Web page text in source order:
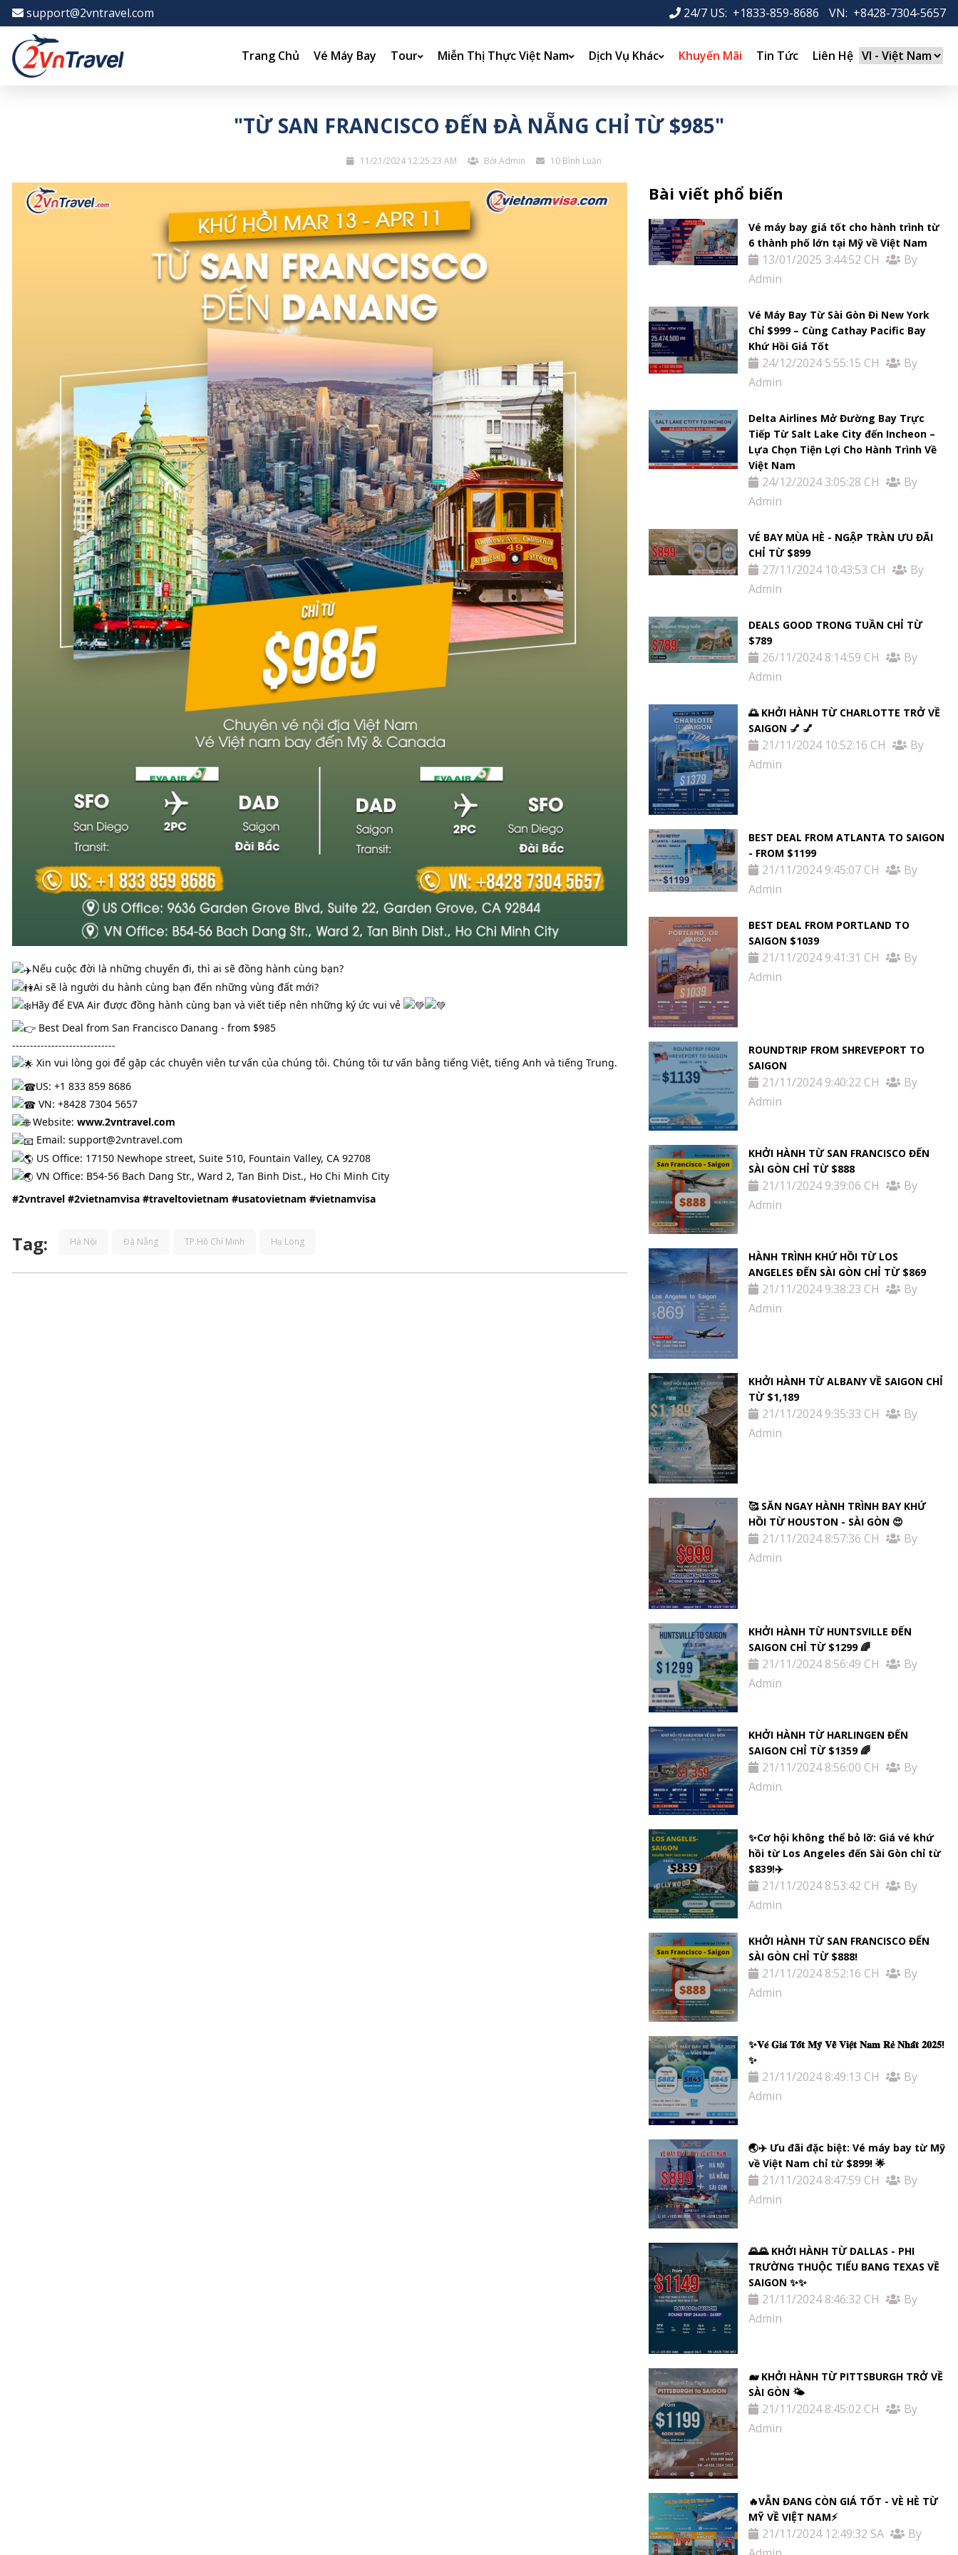
--> support@2vntravel.com 24/7 US: +1833-859-8686 - VN: +8428-7304-5657
Trang Chủ Vé Máy Bay Tour Miễn Thị Thực Việt Nam Dịch Vụ Khác Khuyến Mãi Tin Tức Liên Hệ
"TỪ SAN FRANCISCO ĐẾN ĐÀ NẴNG CHỈ TỪ $985"
11/21/2024 12:25:23 AM Bởi Admin 10 Bình Luận
Nếu cuộc đời là những chuyến đi, thì ai sẽ đồng hành cùng bạn?
Ai sẽ là người du hành cùng bạn đến những vùng đất mới?
Hãy để EVA Air được đồng hành cùng bạn và viết tiếp nên những ký ức vui vẻ
Best Deal from San Francisco Danang - from $985
-----------------------------
Xin vui lòng gọi để gặp các chuyên viên tư vấn của chúng tôi. Chúng tôi tư vấn bằng tiếng Việt, tiếng Anh và tiếng Trung.
US: +1 833 859 8686
VN: +8428 7304 5657
Website: www.2vntravel.com
Email: support@2vntravel.com
US Office: 17150 Newhope street, Suite 510, Fountain Valley, CA 92708
VN Office: B54-56 Bach Dang Str., Ward 2, Tan Binh Dist., Ho Chi Minh City
#2vntravel #2vietnamvisa #traveltovietnam #usatovietnam #vietnamvisa
Tag: Hà Nội Đà Nẵng TP.Hồ Chí Minh Hạ Long
Bài viết phổ biến
Vé máy bay giá tốt cho hành trình từ
6 thành phố lớn tại Mỹ về Việt Nam
13/01/2025 3:44:52 CH
By
Admin
Vé Máy Bay Từ Sài Gòn Đi New York
Chỉ $999 – Cùng Cathay Pacific Bay
Khứ Hồi Giá Tốt
24/12/2024 5:55:15 CH
By
Admin
Delta Airlines Mở Đường Bay Trực
Tiếp Từ Salt Lake City đến Incheon –
Lựa Chọn Tiện Lợi Cho Hành Trình Về
Việt Nam
24/12/2024 3:05:28 CH
By
Admin
VÉ BAY MÙA HÈ - NGẬP TRÀN ƯU ĐÃI
CHỈ TỪ $899
27/11/2024 10:43:53 CH
By
Admin
DEALS GOOD TRONG TUẦN CHỈ TỪ
$789
26/11/2024 8:14:59 CH
By
Admin
🌅 KHỞI HÀNH TỪ CHARLOTTE TRỞ VỀ
SAIGON 💅 💅
21/11/2024 10:52:16 CH
By
Admin
BEST DEAL FROM ATLANTA TO SAIGON
- FROM $1199
21/11/2024 9:45:07 CH
By
Admin
BEST DEAL FROM PORTLAND TO
SAIGON $1039
21/11/2024 9:41:31 CH
By
Admin
ROUNDTRIP FROM SHREVEPORT TO
SAIGON
21/11/2024 9:40:22 CH
By
Admin
KHỞI HÀNH TỪ SAN FRANCISCO ĐẾN
SÀI GÒN CHỈ TỪ $888
21/11/2024 9:39:06 CH
By
Admin
HÀNH TRÌNH KHỨ HỒI TỪ LOS
ANGELES ĐẾN SÀI GÒN CHỈ TỪ $869
21/11/2024 9:38:23 CH
By
Admin
KHỞI HÀNH TỪ ALBANY VỀ SAIGON CHỈ
TỪ $1,189
21/11/2024 9:35:33 CH
By
Admin
🥰 SĂN NGAY HÀNH TRÌNH BAY KHỨ
HỒI TỪ HOUSTON - SÀI GÒN 😍
21/11/2024 8:57:36 CH
By
Admin
KHỞI HÀNH TỪ HUNTSVILLE ĐẾN
SAIGON CHỈ TỪ $1299 🌈
21/11/2024 8:56:49 CH
By
Admin
KHỞI HÀNH TỪ HARLINGEN ĐẾN
SAIGON CHỈ TỪ $1359 🌈
21/11/2024 8:56:00 CH
By
Admin
✨Cơ hội không thể bỏ lỡ: Giá vé khứ
hồi từ Los Angeles đến Sài Gòn chỉ từ
$839!✈️
21/11/2024 8:53:42 CH
By
Admin
KHỞI HÀNH TỪ SAN FRANCISCO ĐẾN
SÀI GÒN CHỈ TỪ $888!
21/11/2024 8:52:16 CH
By
Admin
✨𝐕𝐞́ 𝐆𝐢𝐚́ 𝐓𝐨̂́𝐭 𝐌𝐲̃ 𝐕𝐞̂̀ 𝐕𝐢𝐞̣̂𝐭 𝐍𝐚𝐦 𝐑𝐞̉ 𝐍𝐡𝐚̂́𝐭 𝟐𝟎𝟐𝟓!
✨
21/11/2024 8:49:13 CH
By
Admin
🌏✈️ Ưu đãi đặc biệt: Vé máy bay từ Mỹ
về Việt Nam chỉ từ $899! 🌟
21/11/2024 8:47:59 CH
By
Admin
🌄🌄 KHỞI HÀNH TỪ DALLAS - PHI
TRƯỜNG THUỘC TIỂU BANG TEXAS VỀ
SAIGON ✨✨
21/11/2024 8:46:32 CH
By
Admin
🐋 KHỞI HÀNH TỪ PITTSBURGH TRỞ VỀ
SÀI GÒN 🌤
21/11/2024 8:45:02 CH
By
Admin
🔥VẪN ĐANG CÒN GIÁ TỐT - VÈ HÈ TỪ
MỸ VỀ VIỆT NAM⚡️
21/11/2024 12:49:32 SA
By